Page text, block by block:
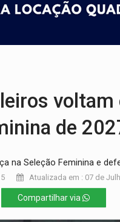
terá sábado (8) de
de
na Seleção Feminina e
Atualizada em : 07 de
Compartilhar via